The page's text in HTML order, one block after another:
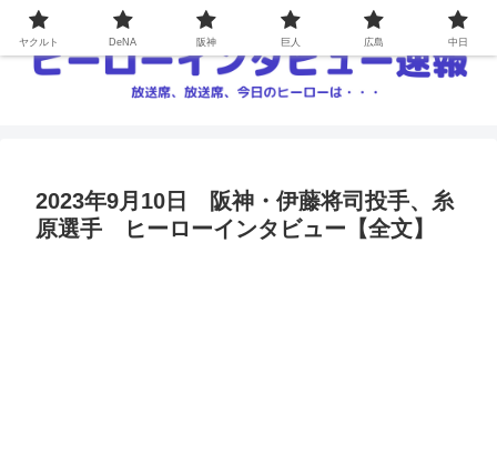
2023年9月10日 阪神・伊藤将司投手、糸
原選手 ヒーローインタビュー【全文】
ヤクルト DeNA 阪神 巨人 広島 中日